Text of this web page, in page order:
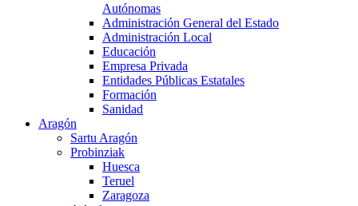
Autónomas
Administración General del Estado
Administración Local
Educación
Empresa Privada
Entidades Públicas Estatales
Formación
Sanidad
Aragón
Sartu Aragón
Probinziak
Huesca
Teruel
Zaragoza